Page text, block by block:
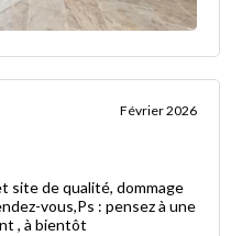
Février 2026
site de qualité, dommage
vous,Ps : pensez à une
, à bientôt